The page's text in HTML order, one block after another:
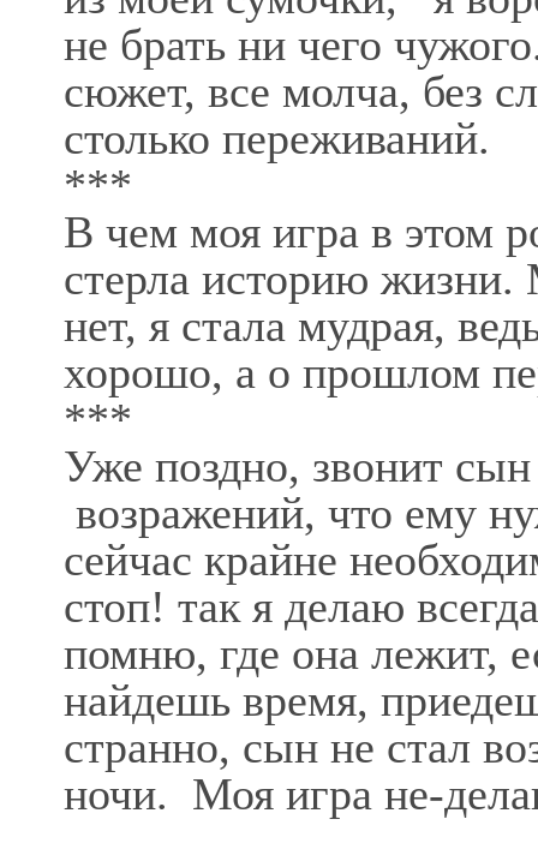
не брать ни чего
сюжет, все молча, без
столько переживаний.
***
В чем моя игра в этом
стерла историю жизни.
нет, я стала мудрая,
хорошо, а о прошлом
***
Уже поздно, звонит
возражений, что ему
сейчас крайне
стоп! так я делаю
помню, где она лежит,
найдешь время,
странно, сын не стал
ночи. Моя игра не-